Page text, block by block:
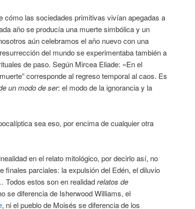
cómo las sociedades primitivas vivían apegadas a
año se producía una muerte simbólica y un
aún celebramos el año nuevo con una
del mundo se experimentaba también a
de paso. Según Mircea Eliade: «En el
corresponde al regreso temporal al caos. Es
un modo de ser: el modo de la ignorancia y la
sea eso, por encima de cualquier otra
en el relato mitológico, por decirlo así, no
finales parciales: la expulsión del Edén, el diluvio
Todos estos son en realidadrelatos de
se diferencia de Isherwood Williams, el
, ni el pueblo de Moisés se diferencia de los